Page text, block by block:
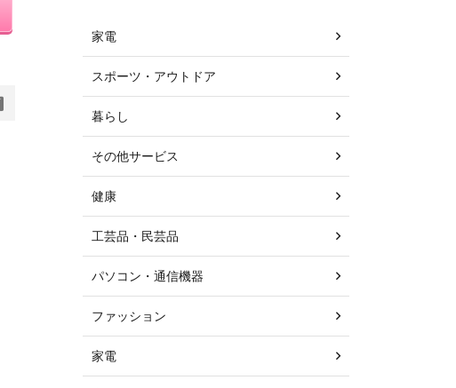
家電
スポーツ・アウトドア
暮らし
その他サービス
健康
工芸品・民芸品
パソコン・通信機器
ファッション
家電